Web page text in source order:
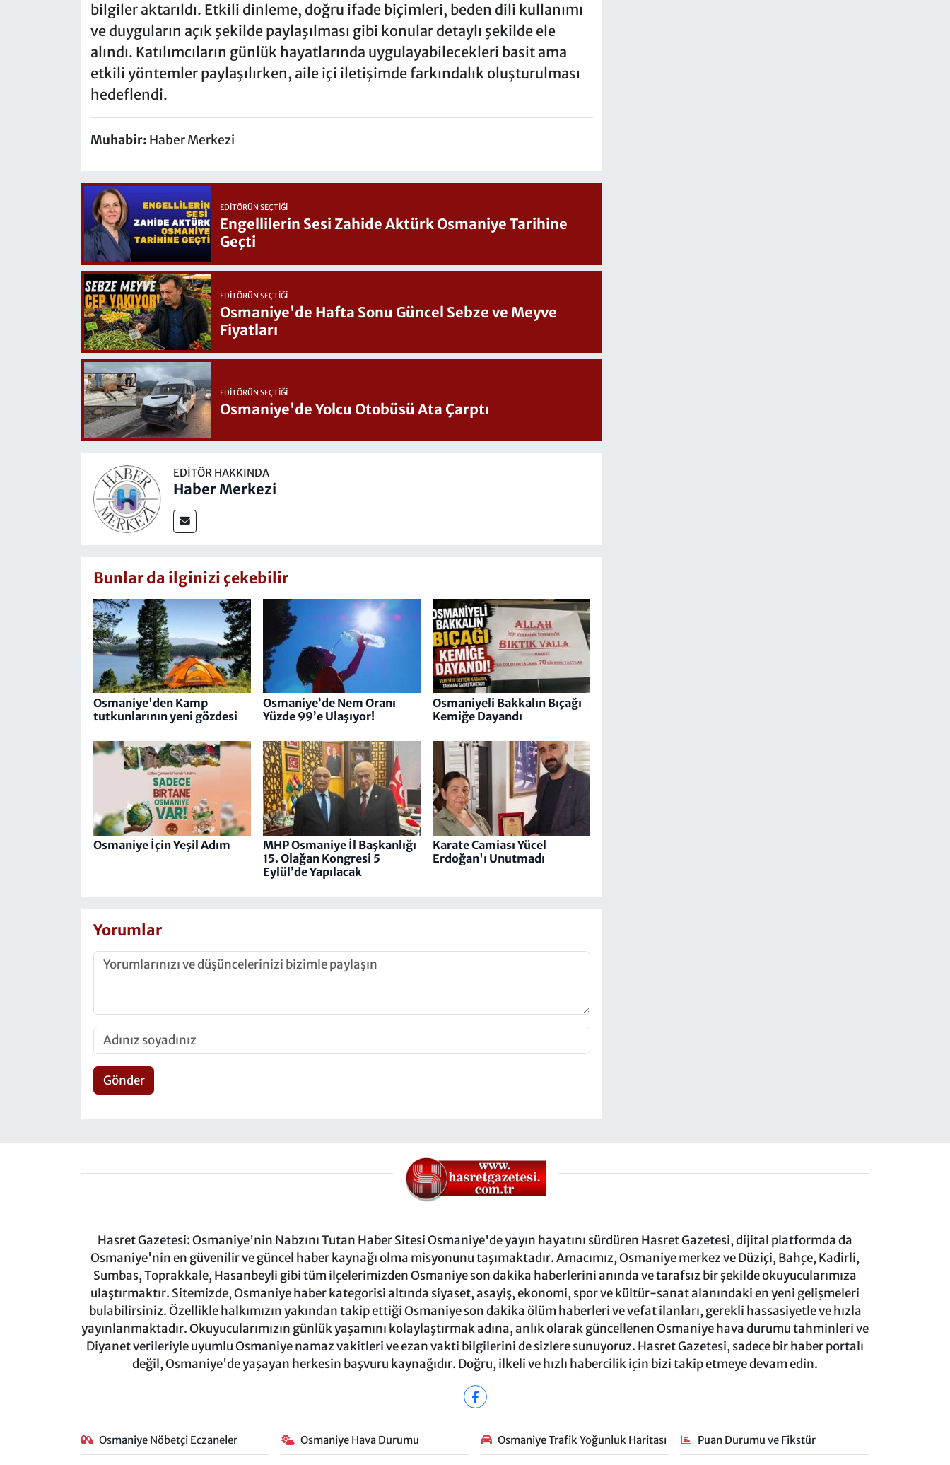
bilgiler aktarıldı. Etkili dinleme, doğru ifade biçimleri, beden dili kullanımı
ve duyguların açık şekilde paylaşılması gibi konular detaylı şekilde ele
alındı. Katılımcıların günlük hayatlarında uygulayabilecekleri basit ama
etkili yöntemler paylaşılırken, aile içi iletişimde farkındalık oluşturulması
hedeflendi.
Muhabir: Haber Merkezi
EDITÖRÜN SEÇTIĞI
Engellilerin Sesi Zahide Aktürk Osmaniye Tarihine
Geçti
EDITÖRÜN SEÇTIĞI
Osmaniye'de Hafta Sonu Güncel Sebze ve Meyve
Fiyatları
EDITÖRÜN SEÇTIĞI
Osmaniye'de Yolcu Otobüsü Ata Çarptı
EDITÖR HAKKINDA
Haber Merkezi
Bunlar da ilginizi çekebilir
Osmaniye'den Kamp
tutkunlarının yeni gözdesi
Osmaniye’de Nem Oranı
Yüzde 99’e Ulaşıyor!
Osmaniyeli Bakkalın Bıçağı
Kemiğe Dayandı
Osmaniye İçin Yeşil Adım
MHP Osmaniye İl Başkanlığı
15. Olağan Kongresi 5
Eylül’de Yapılacak
Karate Camiası Yücel
Erdoğan'ı Unutmadı
Yorumlar
Gönder
Hasret Gazetesi: Osmaniye'nin Nabzını Tutan Haber Sitesi Osmaniye'de yayın hayatını sürdüren Hasret Gazetesi, dijital platformda da
Osmaniye'nin en güvenilir ve güncel haber kaynağı olma misyonunu taşımaktadır. Amacımız, Osmaniye merkez ve Düziçi, Bahçe, Kadirli,
Sumbas, Toprakkale, Hasanbeyli gibi tüm ilçelerimizden Osmaniye son dakika haberlerini anında ve tarafsız bir şekilde okuyucularımıza
ulaştırmaktır. Sitemizde, Osmaniye haber kategorisi altında siyaset, asayiş, ekonomi, spor ve kültür-sanat alanındaki en yeni gelişmeleri
bulabilirsiniz. Özellikle halkımızın yakından takip ettiği Osmaniye son dakika ölüm haberleri ve vefat ilanları, gerekli hassasiyetle ve hızla
yayınlanmaktadır. Okuyucularımızın günlük yaşamını kolaylaştırmak adına, anlık olarak güncellenen Osmaniye hava durumu tahminleri ve
Diyanet verileriyle uyumlu Osmaniye namaz vakitleri ve ezan vakti bilgilerini de sizlere sunuyoruz. Hasret Gazetesi, sadece bir haber portalı
değil, Osmaniye'de yaşayan herkesin başvuru kaynağıdır. Doğru, ilkeli ve hızlı habercilik için bizi takip etmeye devam edin.
Osmaniye Nöbetçi Eczaneler Osmaniye Hava Durumu Osmaniye Trafik Yoğunluk Haritası Puan Durumu ve Fikstür